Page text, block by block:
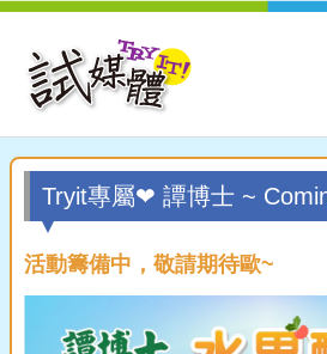
Tryit專屬❤ 譚博士 ~
活動籌備中，敬請期待歐~